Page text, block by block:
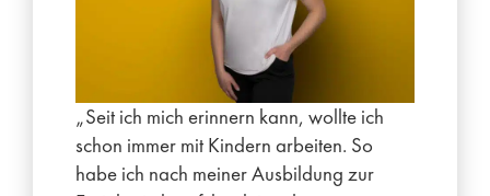
„Seit ich mich erinnern kann, wollte ich
schon immer mit Kindern arbeiten. So
habe ich nach meiner Ausbildung zur